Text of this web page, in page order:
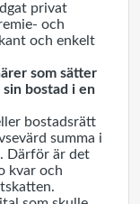
privat
och
och enkelt
som sätter
bostad i en
bostadsrätt
summa i
Därför är det
kvar och